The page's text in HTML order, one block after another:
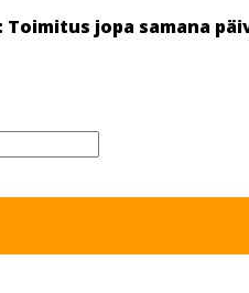
Toimitus jopa samana